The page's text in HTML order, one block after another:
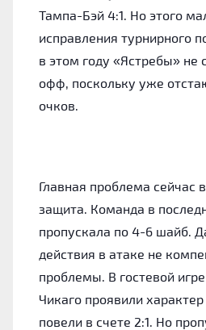
Тампа-Бэй 4:1. Но этого
исправления турнирного
в этом году «Ястребы» не
офф, поскольку уже
очков.
Главная проблема сейчас
защита. Команда в
пропускала по 4-6 шайб.
действия в атаке не
проблемы. В гостевой
Чикаго проявили
повели в счете 2:1. Но